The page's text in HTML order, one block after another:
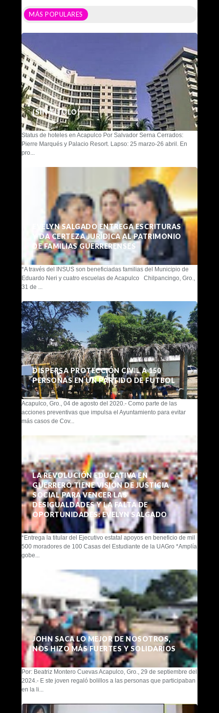
MÁS POPULARES
(SIN TÍTULO)
Status de hoteles en Acapulco Por Salvador Serna Cerrados:
Pierre Marqués y Palacio Resort. Lapso: 25 marzo-26 abril. En
pro...
EVELYN SALGADO ENTREGA ESCRITURAS
Y DA CERTEZA JURÍDICA AL PATRIMONIO
DE FAMILIAS GUERRERENSES
*A través del INSUS son beneficiadas familias del Municipio de
Eduardo Neri y cuatro escuelas de Acapulco Chilpancingo, Gro.,
31 de ...
DISPERSA PROTECCIÓN CIVIL A 150
PERSONAS EN UN PARTIDO DE FUTBOL
Acapulco, Gro., 04 de agosto del 2020.- Como parte de las
acciones preventivas que impulsa el Ayuntamiento para evitar
más casos de Cov...
LA REVOLUCIÓN EDUCATIVA EN
GUERRERO TIENE VISIÓN DE JUSTICIA
SOCIAL PARA VENCER LAS
DESIGUALDADES Y LA FALTA DE
OPORTUNIDADES: EVELYN SALGADO
*Entrega la titular del Ejecutivo estatal apoyos en beneficio de mil
500 moradores de 100 Casas del Estudiante de la UAGro *Amplía
gobe...
JOHN SACA LO MEJOR DE NOSOTROS,
NOS HIZO MÁS FUERTES Y SOLIDARIOS
Por: Beatriz Montero Cuevas Acapulco, Gro., 29 de septiembre del
2024.- E ste joven regaló bolillos a las personas que participaban
en la li...